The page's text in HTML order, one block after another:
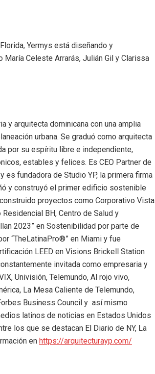
Yermys está diseñando y
Celeste Arrarás, Julián Gil y Clarissa
y arquitecta dominicana con una amplia
urbana. Se graduó como arquitecta
por su espíritu libre e independiente,
estables y felices. Es CEO Partner de
es fundadora de Studio YP, la primera firma
y construyó el primer edificio sostenible
proyectos como Corporativo Vista
BH, Centro de Salud y
2023” en Sostenibilidad por parte de
“TheLatinaPro®” en Miami y fue
LEED en Visions Brickell Station
invitada como empresaria y
Univisión, Telemundo, Al rojo vivo,
La Mesa Caliente de Telemundo,
Business Council y así mismo
latinos de noticias en Estados Unidos
los que se destacan El Diario de NY, La
en https://arquitecturayp.com/